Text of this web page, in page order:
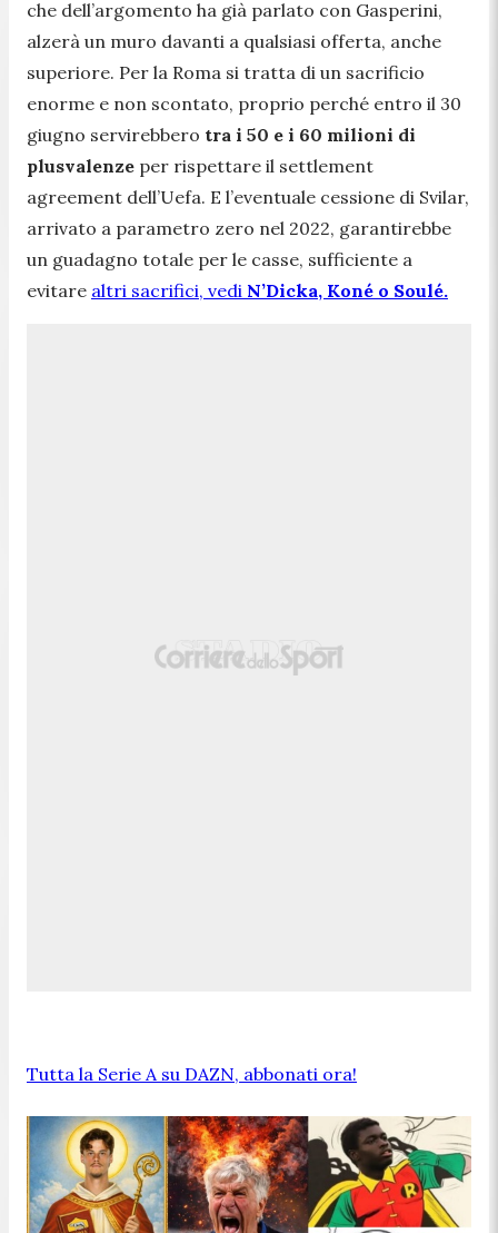
che dell’argomento ha già parlato con Gasperini,
alzerà un muro davanti a qualsiasi offerta, anche
superiore. Per la Roma si tratta di un sacrificio
enorme e non scontato, proprio perché entro il 30
giugno servirebbero tra i 50 e i 60 milioni di
plusvalenze per rispettare il settlement
agreement dell’Uefa. E l’eventuale cessione di Svilar,
arrivato a parametro zero nel 2022, garantirebbe
un guadagno totale per le casse, sufficiente a
evitare altri sacrifici, vedi N’Dicka, Koné o Soulé.
Tutta la Serie A su DAZN, abbonati ora!